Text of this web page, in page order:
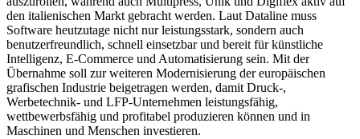
den italienischen Markt gebracht werden. Laut Dataline muss
Software heutzutage nicht nur leistungsstark, sondern auch
benutzerfreundlich, schnell einsetzbar und bereit für künstliche
Intelligenz, E-Commerce und Automatisierung sein. Mit der
Übernahme soll zur weiteren Modernisierung der europäischen
grafischen Industrie beigetragen werden, damit Druck-,
Werbetechnik- und LFP-Unternehmen leistungsfähig,
wettbewerbsfähig und profitabel produzieren können und in
Maschinen und Menschen investieren.